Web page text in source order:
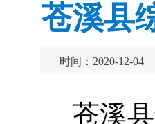
苍溪县
时间：2020-12-04
苍溪